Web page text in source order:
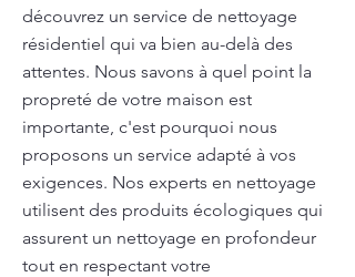
découvrez un service de nettoyage
résidentiel qui va bien au-delà des
attentes. Nous savons à quel point la
propreté de votre maison est
importante, c'est pourquoi nous
proposons un service adapté à vos
exigences. Nos experts en nettoyage
utilisent des produits écologiques qui
assurent un nettoyage en profondeur
tout en respectant votre